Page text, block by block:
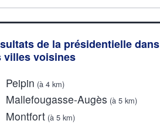
de la présidentielle dans
villes voisines
Peipin (à 4 km)
Mallefougasse-Augès (à 5 km)
Montfort(à 5 km)